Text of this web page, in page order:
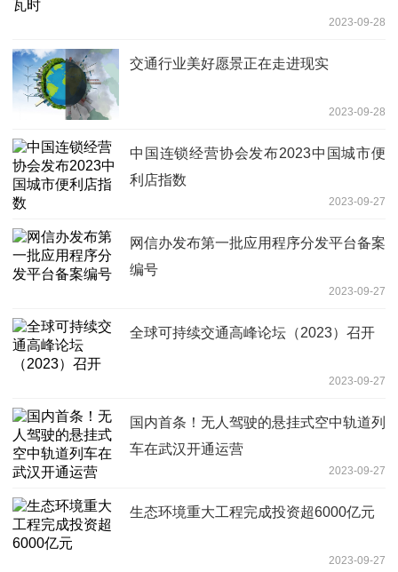
2023-09-28
交通行业美好愿景正在走进现实
2023-09-28
中国连锁经营协会发布2023中国城市便
利店指数
2023-09-27
网信办发布第一批应用程序分发平台备案
编号
2023-09-27
全球可持续交通高峰论坛（2023）召开
2023-09-27
国内首条！无人驾驶的悬挂式空中轨道列
车在武汉开通运营
2023-09-27
生态环境重大工程完成投资超6000亿元
2023-09-27